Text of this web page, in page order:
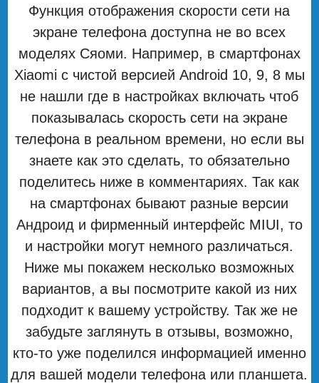
Функция отображения скорости сети на
экране телефона доступна не во всех
моделях Сяоми. Например, в смартфонах
Xiaomi с чистой версией Android 10, 9, 8 мы
не нашли где в настройках включать чтоб
показывалась скорость сети на экране
телефона в реальном времени, но если вы
знаете как это сделать, то обязательно
поделитесь ниже в комментариях. Так как
на смартфонах бывают разные версии
Андроид и фирменный интерфейс MIUI, то
и настройки могут немного различаться.
Ниже мы покажем несколько возможных
вариантов, а вы посмотрите какой из них
подходит к вашему устройству. Так же не
забудьте заглянуть в отзывы, возможно,
кто-то уже поделился информацией именно
для вашей модели телефона или планшета.